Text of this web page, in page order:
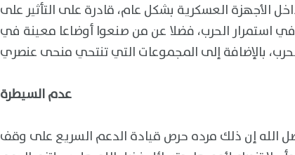
الأجهزة العسكرية بشكل عام، قادرة على التأثير على
استمرار الحرب، فضلا عن من صنعوا أوضاعا معينة في
عدم السيطرة
الله إن ذلك مرده حرص قيادة الدعم السريع على وقف